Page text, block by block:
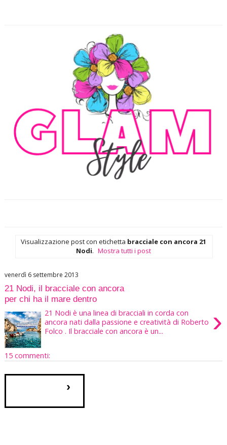
Visualizzazione post con etichetta bracciale con ancora 21
Nodi. Mostra tutti i post
venerdì 6 settembre 2013
21 Nodi, il bracciale con ancora
per chi ha il mare dentro
›
21 Nodi è una linea di bracciali in corda con
ancora nati dalla passione e creatività di Roberto
Folco . Il bracciale con ancora è un...
15 commenti:
›